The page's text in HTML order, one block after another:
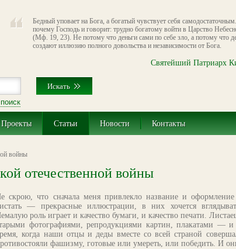
Бедный уповает на Бога, а богатый чувствует себя
почему Господь и говорит: трудно богатому войти в Царство
(Мф. 19, 23). Не потому что деньги сами по себе зло, а потому что
создают иллюзию полного довольства и независимости от Бога.
Святейший Патриарх
Проекты Статьи Новости Контакты
войны
отечественной войны
скрою, что сначала меня привлекло название и
— прекрасные иллюстрации, в них хочется
роль играет и качество бумаги, и качество печати.
фотографиями, репродукциями картин, плакатами —
когда наши отцы и деды вместе со всей страной
фашизму, готовые или умереть, или победить. И